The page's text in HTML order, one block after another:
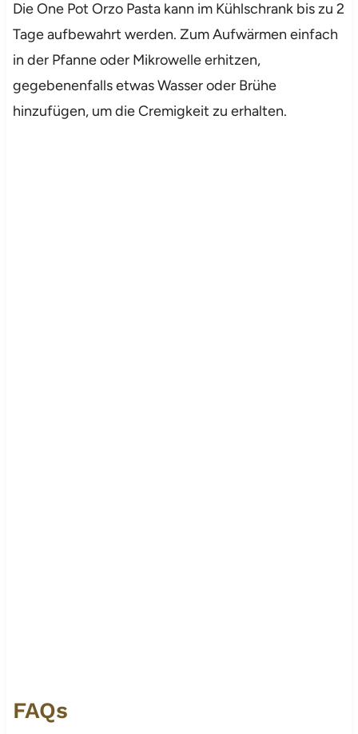
Die One Pot Orzo Pasta kann im Kühlschrank bis zu 2
Tage aufbewahrt werden. Zum Aufwärmen einfach
in der Pfanne oder Mikrowelle erhitzen,
gegebenenfalls etwas Wasser oder Brühe
hinzufügen, um die Cremigkeit zu erhalten.
FAQs